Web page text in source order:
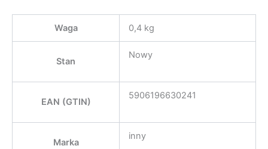
Waga 0,4 kg
Stan
Nowy
EAN (GTIN)
5906196630241
Marka
inny